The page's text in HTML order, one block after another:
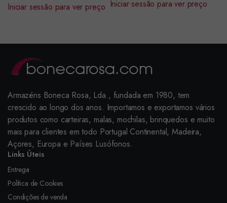
Iniciar sessão para ver preço Iniciar sessão para ver preço
Armazéns Boneca Rosa, Lda., fundada em 1980, tem
crescido ao longo dos anos. Importamos e exportamos vários
produtos como carteiras, malas, mochilas, brinquedos e muito
mais para clientes em todo Portugal Continental, Madeira,
Açores, Europa e Países Lusófonos.
Links Úteis
Entrega
Política de Cookies
Condições de venda